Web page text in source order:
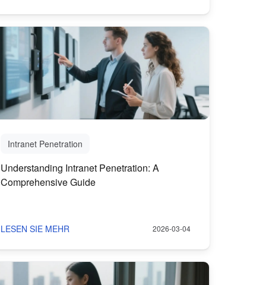
Intranet Penetration
Understanding Intranet Penetration: A
Comprehensive Guide
LESEN SIE MEHR 2026-03-04